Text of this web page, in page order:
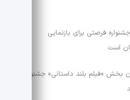
فرصتی برای بازنمایی
است
بخش «فیلم بلند داستانی» جشنواره